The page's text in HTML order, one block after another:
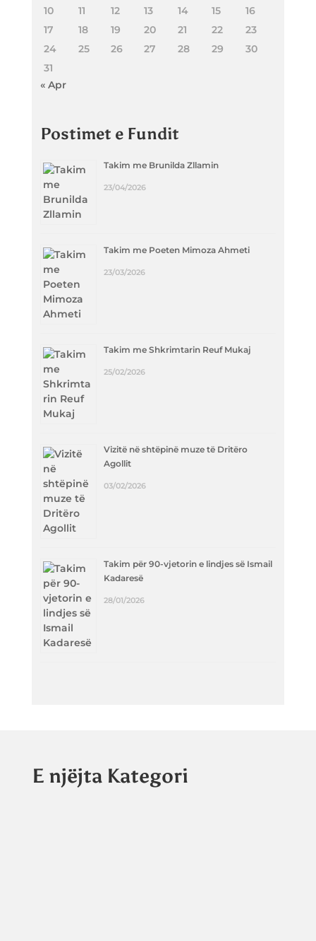
10 11 12 13 14 15
16
17
18 19 20 21 22
23
24
25 26 27 28 29
30
31
« Apr
Postimet e Fundit
Takim me Brunilda Zllamin
23/04/2026
Takim me Poeten Mimoza Ahmeti
23/03/2026
Takim me Shkrimtarin Reuf Mukaj
25/02/2026
Vizitë në shtëpinë muze të Dritëro
Agollit
03/02/2026
Takim për 90-vjetorin e lindjes së Ismail
Kadaresë
28/01/2026
E njëjta Kategori